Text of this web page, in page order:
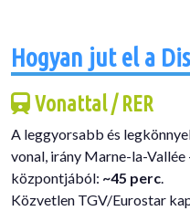
Hogyan jut el a
Vonattal / RER
A leggyorsabb és
vonal, irány Marne-la-Vallée
központjából: ~45 perc
Közvetlen TGV/Eurostar